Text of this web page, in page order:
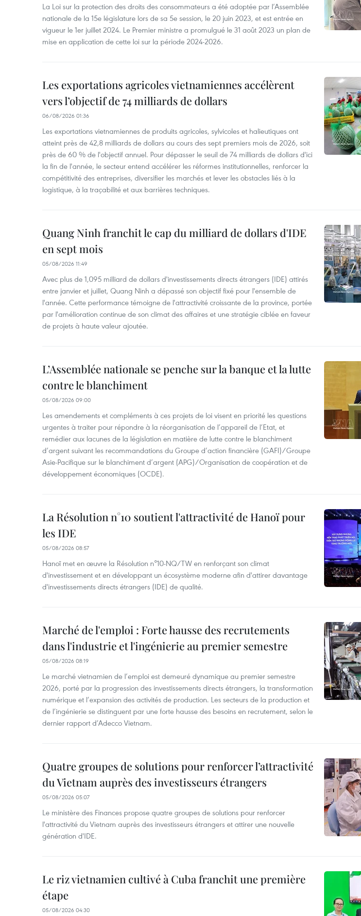
La Loi sur la protection des droits des consommateurs a été adoptée par l’Assemblée
nationale de la 15e législature lors de sa 5e session, le 20 juin 2023, et est entrée en
vigueur le 1er juillet 2024. Le Premier ministre a promulgué le 31 août 2023 un plan de
mise en application de cette loi sur la période 2024-2026.
Les exportations agricoles vietnamiennes accélèrent
vers l’objectif de 74 milliards de dollars
06/08/2026 01:36
Les exportations vietnamiennes de produits agricoles, sylvicoles et halieutiques ont
atteint près de 42,8 milliards de dollars au cours des sept premiers mois de 2026, soit
près de 60 % de l'objectif annuel. Pour dépasser le seuil de 74 milliards de dollars d'ici
la fin de l'année, le secteur entend accélérer les réformes institutionnelles, renforcer la
compétitivité des entreprises, diversifier les marchés et lever les obstacles liés à la
logistique, à la traçabilité et aux barrières techniques.
Quang Ninh franchit le cap du milliard de dollars d'IDE
en sept mois
05/08/2026 11:49
Avec plus de 1,095 milliard de dollars d'investissements directs étrangers (IDE) attirés
entre janvier et juillet, Quang Ninh a dépassé son objectif fixé pour l'ensemble de
l'année. Cette performance témoigne de l'attractivité croissante de la province, portée
par l'amélioration continue de son climat des affaires et une stratégie ciblée en faveur
de projets à haute valeur ajoutée.
L’Assemblée nationale se penche sur la banque et la lutte
contre le blanchiment
05/08/2026 09:00
Les amendements et compléments à ces projets de loi visent en priorité les questions
urgentes à traiter pour répondre à la réorganisation de l’appareil de l’Etat, et
remédier aux lacunes de la législation en matière de lutte contre le blanchiment
d’argent suivant les recommandations du Groupe d’action financière (GAFI)/Groupe
Asie-Pacifique sur le blanchiment d’argent (APG)/Organisation de coopération et de
développement économiques (OCDE).
La Résolution n°10 soutient l'attractivité de Hanoï pour
les IDE
05/08/2026 08:57
Hanoï met en œuvre la Résolution n°10-NQ/TW en renforçant son climat
d'investissement et en développant un écosystème moderne afin d'attirer davantage
d'investissements directs étrangers (IDE) de qualité.
Marché de l'emploi : Forte hausse des recrutements
dans l'industrie et l'ingénierie au premier semestre
05/08/2026 08:19
Le marché vietnamien de l’emploi est demeuré dynamique au premier semestre
2026, porté par la progression des investissements directs étrangers, la transformation
numérique et l’expansion des activités de production. Les secteurs de la production et
de l’ingénierie se distinguent par une forte hausse des besoins en recrutement, selon le
dernier rapport d’Adecco Vietnam.
Quatre groupes de solutions pour renforcer l’attractivité
du Vietnam auprès des investisseurs étrangers
05/08/2026 05:07
Le ministère des Finances propose quatre groupes de solutions pour renforcer
l'attractivité du Vietnam auprès des investisseurs étrangers et attirer une nouvelle
génération d'IDE.
Le riz vietnamien cultivé à Cuba franchit une première
étape
05/08/2026 04:30